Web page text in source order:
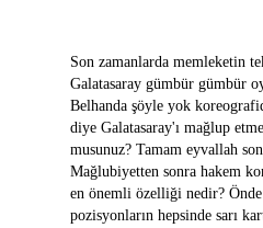
Son zamanlarda memleketin
Galatasaray gümbür gümbür
Belhanda şöyle yok
diye Galatasaray'ı mağlup
musunuz? Tamam eyvallah
Mağlubiyetten sonra hakem
en önemli özelliği nedir? Önde
pozisyonların hepsinde sarı